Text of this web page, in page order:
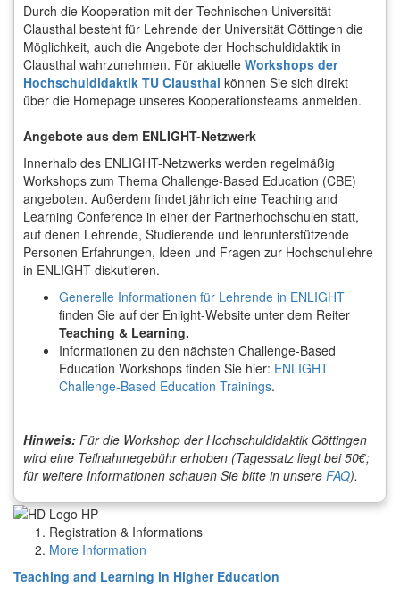
Durch die Kooperation mit der Technischen Universität
Clausthal besteht für Lehrende der Universität Göttingen die
Möglichkeit, auch die Angebote der Hochschuldidaktik in
Clausthal wahrzunehmen. Für aktuelle Workshops der
Hochschuldidaktik TU Clausthal können Sie sich direkt
über die Homepage unseres Kooperationsteams anmelden.
Angebote aus dem ENLIGHT-Netzwerk
Innerhalb des ENLIGHT-Netzwerks werden regelmäßig
Workshops zum Thema Challenge-Based Education (CBE)
angeboten. Außerdem findet jährlich eine Teaching and
Learning Conference in einer der Partnerhochschulen statt,
auf denen Lehrende, Studierende und lehrunterstützende
Personen Erfahrungen, Ideen und Fragen zur Hochschullehre
in ENLIGHT diskutieren.
Generelle Informationen für Lehrende in ENLIGHT
finden Sie auf der Enlight-Website unter dem Reiter
Teaching & Learning.
Informationen zu den nächsten Challenge-Based
Education Workshops finden Sie hier: ENLIGHT
Challenge-Based Education Trainings.
Hinweis: Für die Workshop der Hochschuldidaktik Göttingen
wird eine Teilnahmegebühr erhoben (Tagessatz liegt bei 50€;
für weitere Informationen schauen Sie bitte in unsere FAQ).
Registration & Informations
More Information
Teaching and Learning in Higher Education